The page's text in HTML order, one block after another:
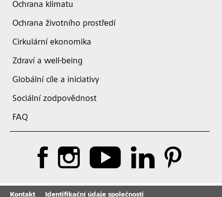
Ochrana klimatu
Ochrana životního prostředí
Cirkulární ekonomika
Zdraví a well-being
Globální cíle a iniciativy
Sociální zodpovědnost
FAQ
Kontakt Identifikační údaje společnosti